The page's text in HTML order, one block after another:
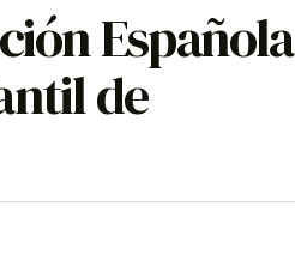
Española
de